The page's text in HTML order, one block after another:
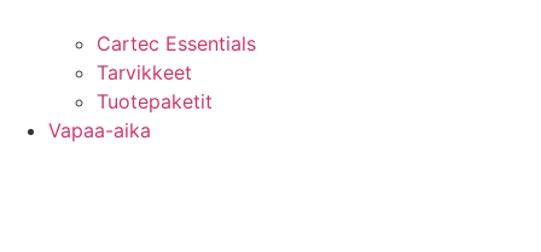
Cartec Essentials
Tarvikkeet
Tuotepaketit
Vapaa-aika